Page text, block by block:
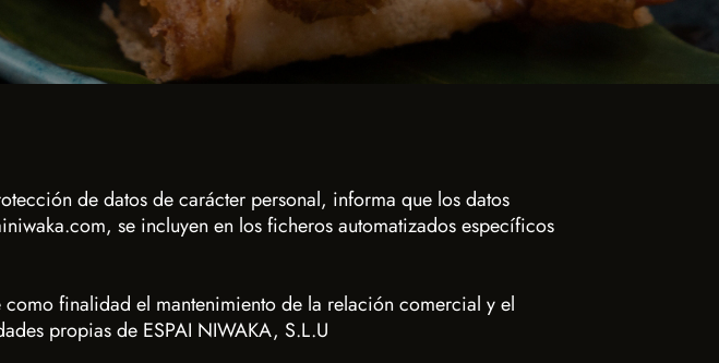
de datos de carácter personal, informa que los datos
se incluyen en los ficheros automatizados específicos
finalidad el mantenimiento de la relación comercial y el
propias de ESPAI NIWAKA, S.L.U